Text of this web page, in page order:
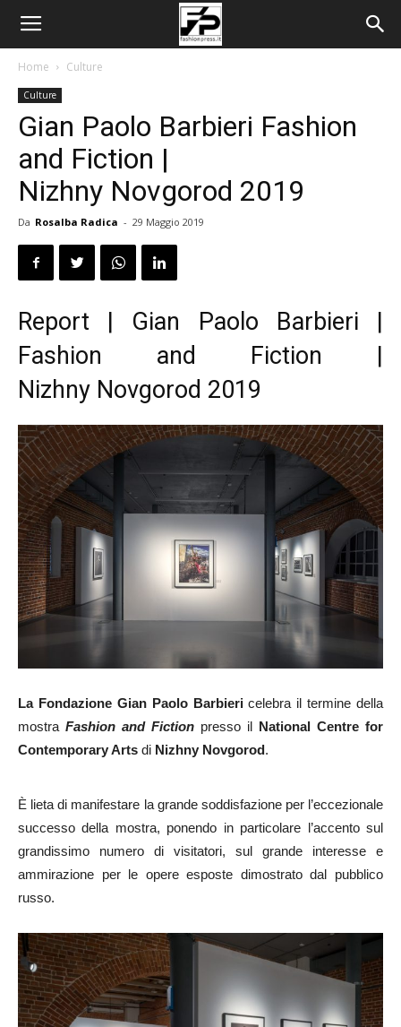
Home Culture
Culture
Gian Paolo Barbieri Fashion
and Fiction |
Nizhny Novgorod 2019
Da Rosalba Radica - 29 Maggio 2019
Report | Gian Paolo Barbieri |
Fashion and Fiction |
Nizhny Novgorod 2019
La Fondazione Gian Paolo Barbiericelebra il termine della
mostra Fashion and Fiction presso il National Centre for
Contemporary Arts di Nizhny Novgorod.
È lieta di manifestare la grande soddisfazione per l’eccezionale
successo della mostra, ponendo in particolare l’accento sul
grandissimo numero di visitatori, sul grande interesse e
ammirazione per le opere esposte dimostrato dal pubblico
russo.